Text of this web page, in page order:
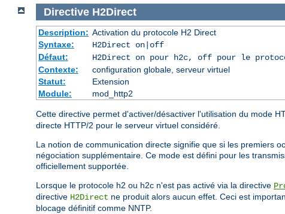
Directive H2Direct
Description: Activation du protocole H2 Direct
Syntaxe:
H2Direct on|off
Défaut:
H2Direct on pour h2c, off pour le
Contexte:
configuration globale, serveur virtuel
Statut:
Extension
Module:
mod_http2
Cette directive permet d'activer/désactiver l'utilisation du mode
directe HTTP/2 pour le serveur virtuel considéré.
La notion de communication directe signifie que si les premiers
négociation supplémentaire. Ce mode est défini pour les
officiellement supportée.
Lorsque le protocole h2 ou h2c n'est pas activé via la directive
directive H2Direct ne produit alors aucun effet. Ceci est
blocage définitif comme NNTP.